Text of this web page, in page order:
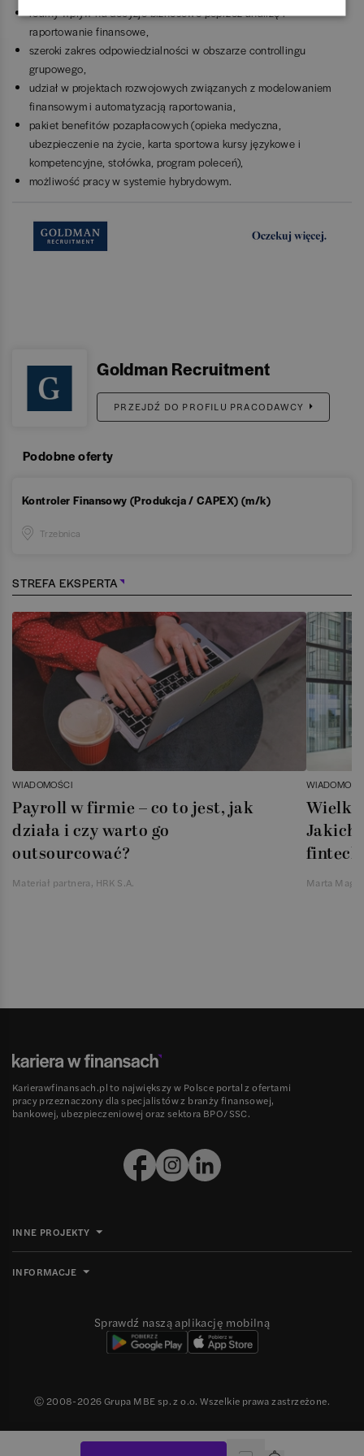
realny wpływ na decyzje biznesowe poprzez analizę i
raportowanie finansowe,
szeroki zakres odpowiedzialności w obszarze controllingu
grupowego,
udział w projektach rozwojowych związanych z modelowaniem
finansowym i automatyzacją raportowania,
pakiet benefitów pozapłacowych (opieka medyczna,
ubezpieczenie na życie, karta sportowa kursy językowe i
kompetencyjne, stołówka, program poleceń),
możliwość pracy w systemie hybrydowym.
Goldman Recruitment
PRZEJDŹ DO PROFILU PRACODAWCY
Podobne oferty
Kontroler Finansowy (Produkcja / CAPEX) (m/k)
Trzebnica
STREFA EKSPERTA
WIADOMOŚCI
Payroll w firmie – co to jest, jak
działa i czy warto go
outsourcować?
Materiał partnera, HRK S.A.
Jakich
Marta
Karierawfinansach.pl to największy w Polsce portal z ofertami
pracy przeznaczony dla specjalistów z branży finansowej,
bankowej, ubezpieczeniowej oraz sektora BPO/SSC.
INNE PROJEKTY
INFORMACJE
Sprawdź naszą aplikację mobilną
Ⓒ 2008-2026Grupa MBE sp. z o.o. Wszelkie prawa zastrzeżone.